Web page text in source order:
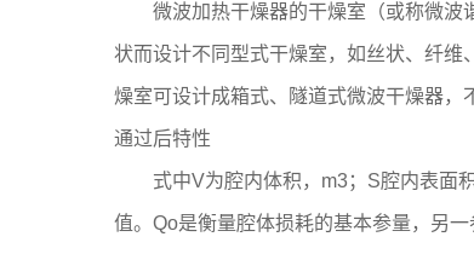
微波加热干燥器的干燥室（或称微波谐
状而设计不同型式干燥室，如丝状、纤
燥室可设计成箱式、隧道式微波干燥器，
通过后特性
式中V为腔内体积，m3；S腔内表面积
值。Qo是衡量腔体损耗的基本参量，另